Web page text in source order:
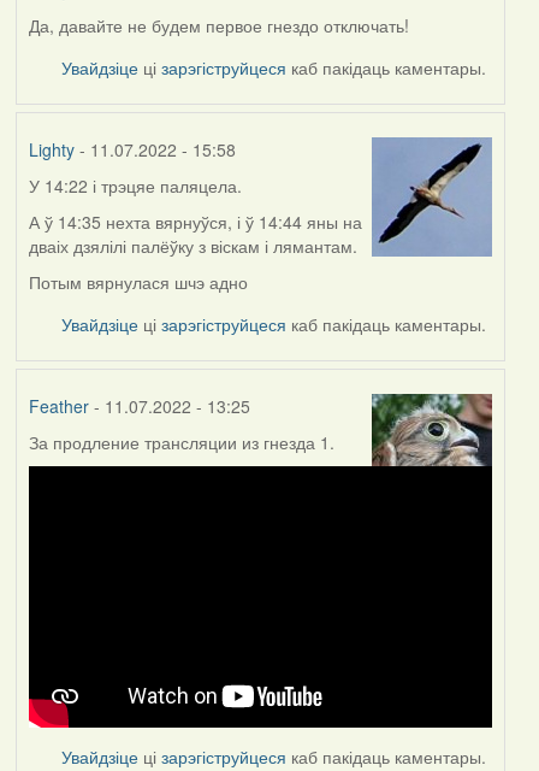
Да, давайте не будем первое гнездо отключать!
Увайдзіце цізарэгіструйцеся каб пакідаць каментары.
Lighty- 11.07.2022 - 15:58
У 14:22 і трэцяе паляцела.
А ў 14:35 нехта вярнуўся, і ў 14:44 яны на
дваіх дзялілі палёўку з віскам і лямантам.
Потым вярнулася шчэ адно
Увайдзіце цізарэгіструйцеся каб пакідаць каментары.
Feather- 11.07.2022 - 13:25
За продление трансляции из гнезда 1.
Увайдзіце цізарэгіструйцеся каб пакідаць каментары.